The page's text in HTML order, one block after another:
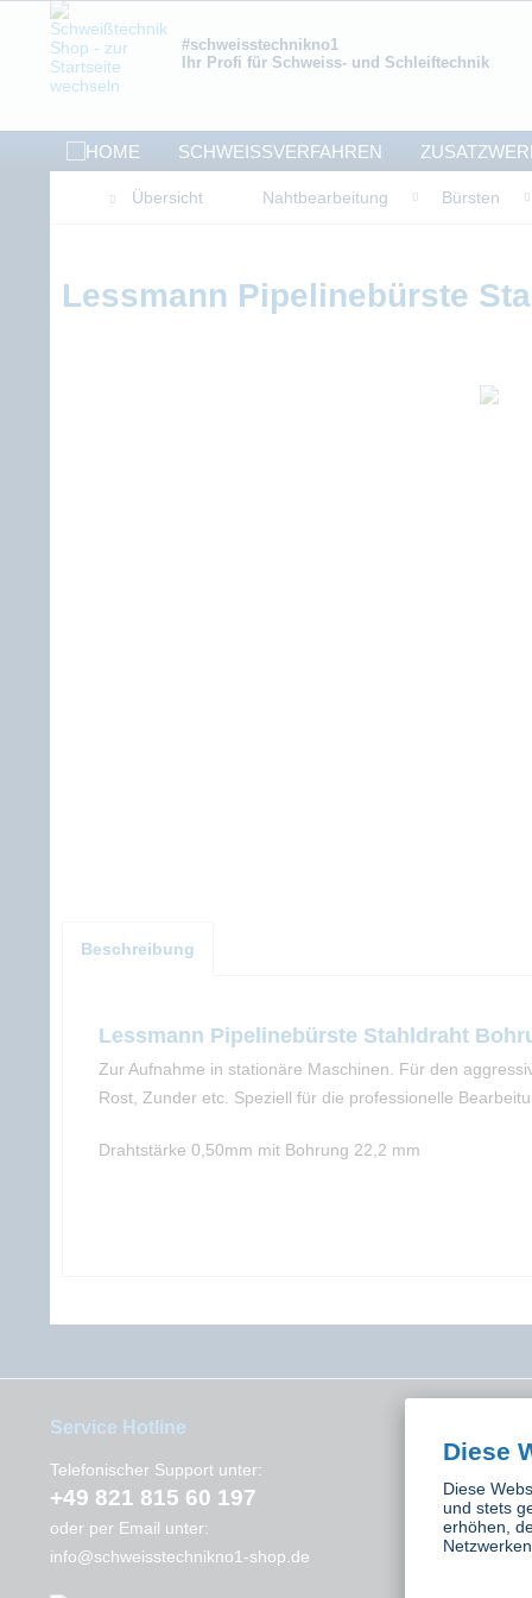
#schweisstechnikno1
Ihr Profi für Schweiss- und Schleiftechnik
SCHWEISSVERFAHREN
Übersicht Nahtbearbeitung Bürsten
Lessmann Pipelinebürste
Beschreibung
Lessmann Pipelinebürste Stahldraht
Zur Aufnahme in stationäre Maschinen. Für den
Rost, Zunder etc. Speziell für die professionelle
Drahtstärke 0,50mm mit Bohrung 22,2 mm
Service Hotline
Telefonischer Support unter:
+49 821 815 60 197
oder per Email unter:
info@schweisstechnikno1-shop.de
Kontakt
Diese
Diese
und stets
erhöhen,